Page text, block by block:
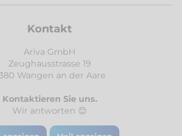
Kontakt
Ariva GmbH
Zeughausstrasse 19
Wangen an der Aare
Kontaktieren Sie uns.
Wir antworten 😊